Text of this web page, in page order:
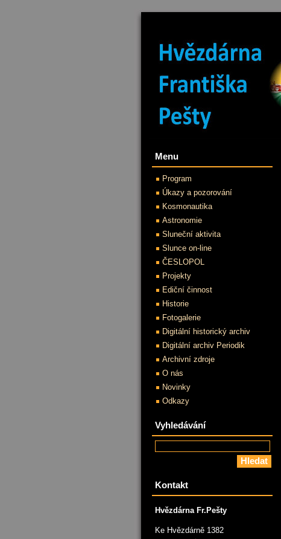
Menu
Program
Úkazy a pozorování
Kosmonautika
Astronomie
Sluneční aktivita
Slunce on-line
ČESLOPOL
Projekty
Ediční činnost
Historie
Fotogalerie
Digitální historický archiv
Digitální archiv Periodik
Archivní zdroje
O nás
Novinky
Odkazy
Vyhledávání
Kontakt
Hvězdárna Fr.Pešty
Ke Hvězdárně 1382